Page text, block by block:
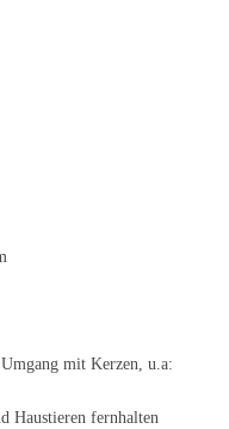
mit Kerzen, u.a:
Haustieren fernhalten